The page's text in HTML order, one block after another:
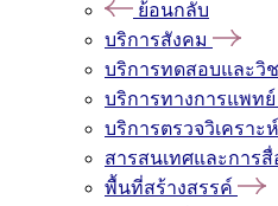
ย้อนกลับ
บริการสังคม
บริการทดสอบและวิ
บริการทางการแพทย์
บริการตรวจวิเครา
สารสนเทศและการสื่
พื้นที่สร้างสรรค์